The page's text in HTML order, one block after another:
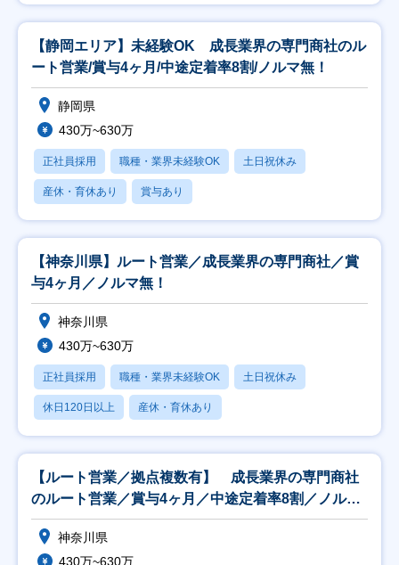
【静岡エリア】未経験OK 成長業界の専門商社のル
ート営業/賞与4ヶ月/中途定着率8割/ノルマ無！
静岡県
430万~630万
正社員採用 職種・業界未経験OK 土日祝休み
産休・育休あり 賞与あり
【神奈川県】ルート営業／成長業界の専門商社／賞
与4ヶ月／ノルマ無！
神奈川県
430万~630万
正社員採用 職種・業界未経験OK 土日祝休み
休日120日以上 産休・育休あり
【ルート営業／拠点複数有】 成長業界の専門商社
のルート営業／賞与4ヶ月／中途定着率8割／ノルマ
無し！
神奈川県
430万~630万